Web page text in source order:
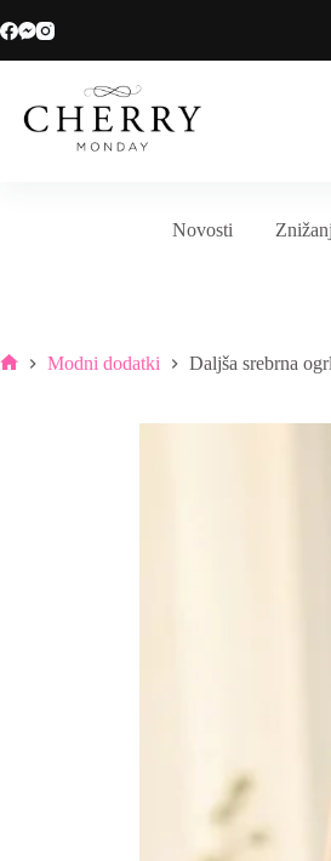
to
Novosti
Modni dodatki Daljša srebrna